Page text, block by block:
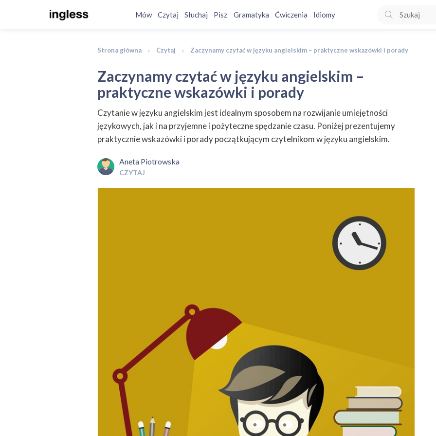
Mów Czytaj Słuchaj Pisz Gramatyka Ćwiczenia Idiomy
Strona główna Czytaj Zaczynamy czytać w języku angielskim – praktyczne wskazówki i porady
Zaczynamy czytać w języku angielskim –
praktyczne wskazówki i porady
Czytanie w języku angielskim jest idealnym sposobem na rozwijanie umiejętności
językowych, jak i na przyjemne i pożyteczne spędzanie czasu. Poniżej prezentujemy
praktycznie wskazówki i porady początkującym czytelnikom w języku angielskim.
Aneta Piotrowska
CZYTAJ